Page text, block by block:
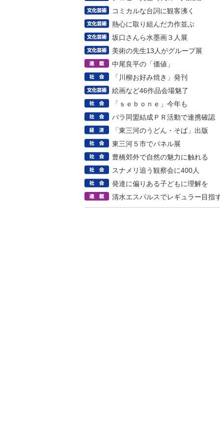
コミカルな台詞に観客沸く
熱心に取り組んだ力作並ぶ
坂口さんら水墨画３人展
美術の先生13人がグループ展
中尾良平の「価値」
「川柳お好み焼き」発刊
絵画など46作品会場魅了
「ｓｅｂｏｎｅ」今年も
バラ同盟結成ＰＲ活動で連携確認
「東三河のうどん・そば」出版
東三河５市でパネル展
豊橋郊外で自然の魅力に触れる
スナメリ追う観察会に400人
発達に偏りある子どもに理解を
清水エスパルスでレギュラー目指